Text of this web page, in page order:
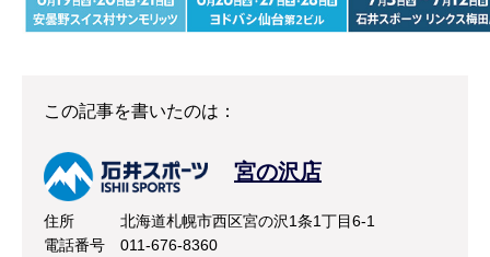
この記事を書いたのは：
宮の沢店
住所
北海道札幌市西区宮の沢1条1丁目6-1
電話番号
011-676-8360